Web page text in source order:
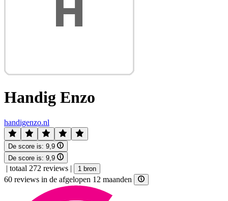
Handig Enzo
handigenzo.nl
De score is: 9,9
De score is: 9,9
| totaal 272 reviews | 1 bron
60 reviews in de afgelopen 12 maanden